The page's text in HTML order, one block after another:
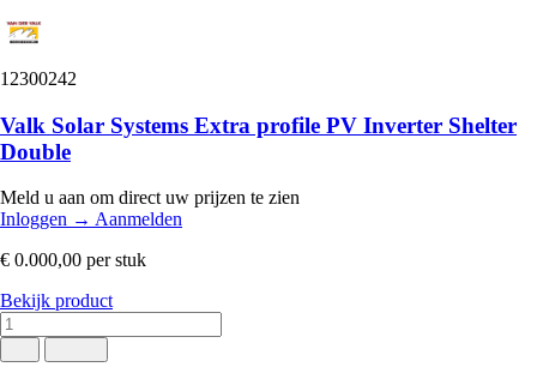
12300242
Valk Solar Systems Extra profile PV Inverter Shelter
Double
Meld u aan om direct uw prijzen te zien
Inloggen → Aanmelden
€ 0.000,00 per stuk
Bekijk product